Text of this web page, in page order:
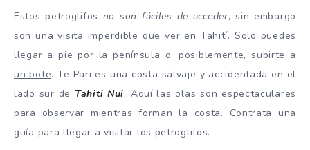
Estos petroglifos no son fáciles de acceder, sin embargo
son una visita imperdible que ver en Tahití. Solo puedes
llegar a pie por la península o, posiblemente, subirte a
un bote. Te Pari es una costa salvaje y accidentada en el
lado sur de Tahiti Nui. Aquí las olas son espectaculares
para observar mientras forman la costa. Contrata una
guía para llegar a visitar los petroglifos.